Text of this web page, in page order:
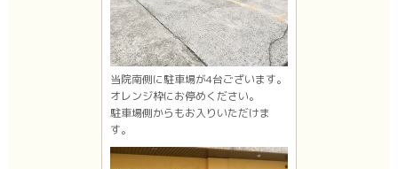
当院南側に駐車場が4台ございます。
オレンジ枠にお停めください。
駐車場側からもお入りいただけま
す。